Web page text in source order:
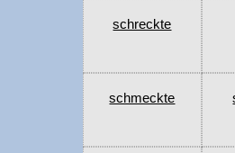
schreckte
schmeckte